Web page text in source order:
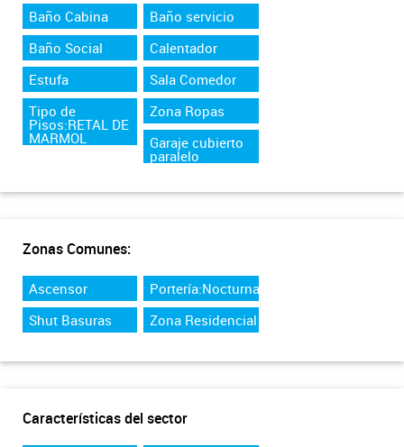
Baño Cabina
Baño servicio
Baño Social
Calentador
Estufa
Sala Comedor
Tipo de
Pisos:RETAL DE
MARMOL
Zona Ropas
Garaje cubierto
paralelo
Zonas Comunes:
Ascensor
Portería:Nocturna
Shut Basuras
Zona Residencial
Características del sector